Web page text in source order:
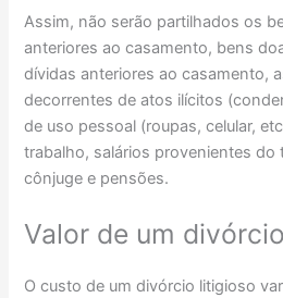
Assim, não serão partilhados os
anteriores ao casamento, bens
dívidas anteriores ao casamento,
decorrentes de atos ilícitos
de uso pessoal (roupas, celular,
trabalho, salários provenientes do
cônjuge e pensões.
Valor de um
O custo de um divórcio litigioso